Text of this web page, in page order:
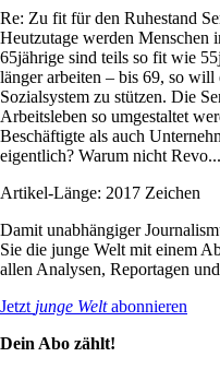
Re: Zu fit für den Ruhestand
Heutzutage werden Menschen
65jährige sind teils so fit wie
länger arbeiten – bis 69, so will
Sozialsystem zu stützen. Die
Arbeitsleben so umgestaltet
Beschäftigte als auch
eigentlich? Warum nicht Revo...
Artikel-Länge: 2017 Zeichen
Damit unabhängiger
Sie die junge Welt mit einem
allen Analysen, Reportagen
Jetzt junge Weltabonnieren
Dein Abo zählt!